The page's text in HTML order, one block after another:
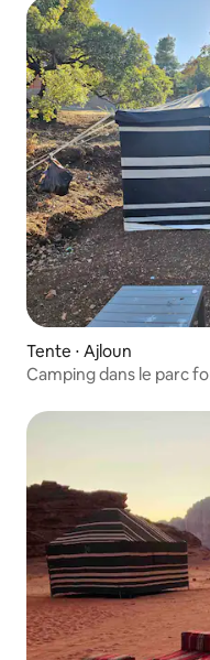
Tente ⋅ Ajloun
Camping dans le parc